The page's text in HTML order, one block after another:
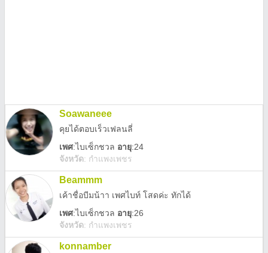
Soawaneee
คุยได้ตอบเร็วเฟลนลี่
เพศ:ไบเซ็กชวล อายุ:24
จังหวัด: กำแพงเพชร
Beammm
เค้าชื่อบีมน้าา เพศไบท์ โสดค่ะ ทักได้
เพศ:ไบเซ็กชวล อายุ:26
จังหวัด: กำแพงเพชร
konnamber